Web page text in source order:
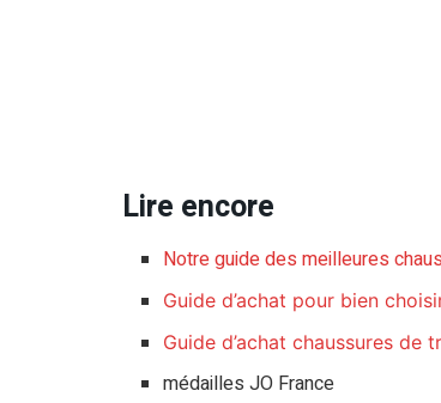
Lire encore
Notre guide des meilleures
Guide d’achat pour bien
Guide d’achat chaussures de
médailles JO France